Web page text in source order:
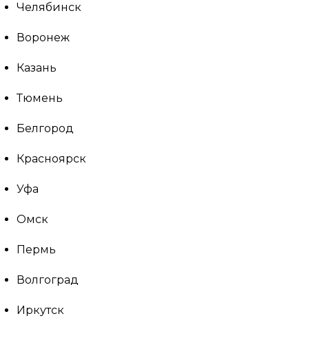
Челябинск
Воронеж
Казань
Тюмень
Белгород
Красноярск
Уфа
Омск
Пермь
Волгоград
Иркутск